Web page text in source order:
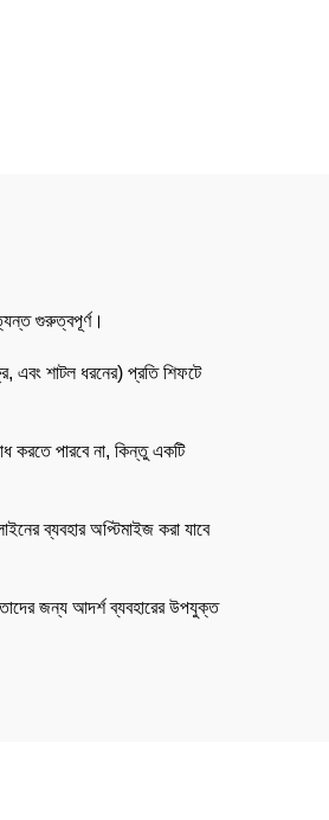
গুরুত্বপূর্ণ।
এবং শাটল ধরনের) প্রতি শিফটে
করতে পারবে না, কিন্তু একটি
ব্যবহার অপ্টিমাইজ করা যাবে
তাদের জন্য আদর্শ ব্যবহারের উপযুক্ত